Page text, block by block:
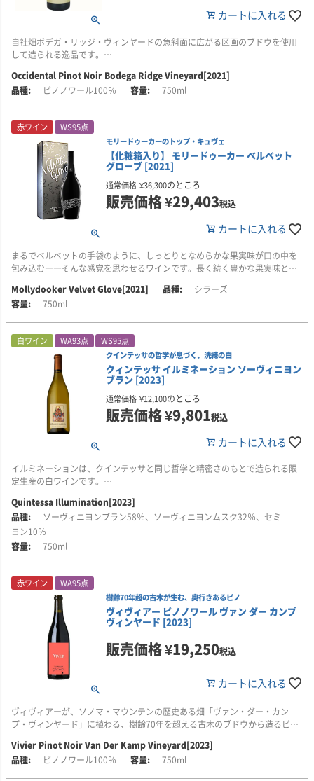
める、熟度の早い段階で行われます。味わいに加え、フレッシュさとエネル
ギーを保つためにpHや酸度も見極めながら、収穫時期を判断しています。
その結果、この優れた畑から生まれるワインには、透明感のある赤系果実の
香りと、冷涼な沿岸部らしいフレッシュな緊張感が美しく表現されます。
■醸造について
ブドウは夜間に手作業で収穫され、約13℃に保たれたままワイナリーへと運
ばれます。選果は非常に厳しく行われ、房ごとに選び抜いた後、除梗機に通
し、さらに丁寧に選果されます。
100％除梗したブドウは、野生酵母を用いて開放発酵槽で発酵。抽出は穏や
かに行われ、必要に応じて優しくパンチング・ダウンを行います。基本的に
はフリーランワインを主体とし、果実の繊細さと畑の個性を損なわないよう
仕上げられます。
マロラクティック発酵後は、新樽比率25％のフレンチオークで約12カ月間熟
成。澱引き後、無濾過・無清澄で瓶詰めされます。アルコール度数：2.8％。
■オクシデンタル・ワインズについて
オクシデンタル・ワインズは、キスラー・ヴィンヤーズにおいて世界的な評
価を受け、「カリフォルニア・シャルドネのレジェンド」とも称されるステ
ィーヴ・キスラー氏が手がけるプロジェクトです。
スティーヴ・キスラー氏は、ソノマ・コーストの地で、世界と肩を並べるピ
ノ・ノワールを造ることを目指し、娘のキャサリン氏、エリザベス氏ととも
にこのワイナリーに取り組んでいます。
冷涼な沿岸部の気候と、畑ごとの個性を丁寧に映し出すことを重視し、オク
シデンタルではソノマ・コーストの高品質なピノ・ノワールに特化したワイ
ン造りを行っています。キスラー氏の哲学を受け継ぎながらも、シャルドネ
ではなくピノ・ノワールの可能性を追求する、注目すべきワイナリーです。
■醸造について
2014年のクィンテッサは、平均20日間のマセレーションを行い、果実の凝縮
感や骨格、複雑味を丁寧に引き出しています。熟成は21か月間。樽はフレン
チオーク100％を使用し、そのうち80％が新樽です。使用されるオーク材
は、ロワール川北部の多様な森から産出されたものが選ばれています。
2016年8月8日に瓶詰めされています。アルコール度数：14.6％
■クィンテッサについて
クィンテッサは、ナパ・ヴァレーの銘醸地ラザフォード東部に広がる単一エ
ステートから、その土地の個性を映し出したワインを生み出す名門ワイナリ
ーです。1989年、この特別な土地に大きな可能性を見出したヒュネーウス夫
妻がこの地を取得し、世界水準のワインを生み出すエステートとして築き上
げてきました。
畑は多様な土壌、標高差、斜面の向き、微気候といった複雑な自然条件に恵
まれており、それぞれの区画が異なる表情を備えています。クィンテッサで
は、こうした畑の個性を最大限に活かすため、細かな区画ごとに丁寧な栽培
を行っています。
また、1989年の植樹時から有機農法の原則に基づき、1996年からはビオディ
ナミ農法も実践。自然環境との調和を大切にしたブドウ栽培を行っていま
す。
こうして育まれたブドウの個性を見極めながら、土地の多様性をひとつの調
和あるワインへとまとめ上げることで、単なる力強さや濃さだけではない、
複雑さ、奥行き、そして洗練された品格を備えた味わいが生み出されていま
ナパ・ヴァレーらしい豊かな果実味を感じさせながらも、全体には調和があ
り、しなやかでエレガントな印象を備えているのが、クィンテッサの大きな
魅力です。
また、クィンテッサの哲学は、白ワインのイルミネーションにも受け継がれ
ています。イルミネーションは、クィンテッサと同じ哲学と精密さのもとで
造られる限定生産の白ワインで、華やかさの中に奥行きと気品を備えたスタ
イルに、クィンテッサならではの美意識が表れています。
■生産者のコメント
よく熟したプラムや、ダスティな印象を帯びた豊かなブラックベリーの香り
が広がります。さらに、繊細な花のニュアンスや、ミネラルを思わせる奥行
きのある香りが重なります。
ら、2021年のブラック・ラベルは、始まりから終わりまで揺るぎない完成度
を備えています。
って広がります。その奥には、確かな力強さと深みが感じられます。
味わいの中盤には、黒いマルベリー、クレーム・ド・カシス、ジュニパーを
思わせる風味が、豊かな広がりと焦点の定まった印象をもって展開します。
余韻には、豊かでエレガントな黒系果実の風味が長く続きます。2021年のほ
ぼ完璧な生育期がもたらした、フォーチュナ・ヴィンヤードの力強さとしな
やかさ、そしてレオポルディーナ・ヴィンヤードの落ち着きと精密さが、ひ
と口ごとに深い印象を残します。
■ヴィンテージについて
2021年は、ナパ・ヴァレーにとって、ほぼ完璧といえるヴィンテージとなり
芽吹きは早く、その後は穏やかで安定した生育期が続いたことで、ブドウは
と注意を注ぐことができる、まさに「ワインメーカーズ・ヴィンテージ」と
なりました。
その結果、生まれたワインは香り豊かで、フルボディ。味わいには凝縮感が
あり、見事な熟成ポテンシャルを備えています。
■栽培について
ブラック・ラベルは、異なる個性を持つ2つの自社畑から生まれるワインで
使用されるのは、カリフォルニア州ナパ・ヴァレーの中でも名高い銘醸地オ
ークヴィルに位置する、フォーチュナ・ヴィンヤードとレオポルディーナ・
味わいの核となるのは、オークヴィル・ベンチの高所に位置するレオポルデ
ィーナ・ヴィンヤード。濃密で深みのある果実味、豊かなニュアンス、そし
て明確な骨格と質感をワインにもたらします。
は、クラシックなスパイスボックスを思わせる香りを加え、ワイン全体に明
るさとすっきりとした輪郭を与えることで、余韻の長さとピュアさを高めて
使用畑：フォーチュナ・ヴィンヤード66％、レオポルディーナ・ヴィンヤー
■醸造について
ワイン造りは、ロットごとに丁寧に醸造し、それぞれの特性や個性を試飲し
ながら評価することから始まります。
ワインメーカーのピーター・ハイツ氏は、土地の個性を映し出すように、1樽
ワインは100％フレンチオーク樽で熟成され、さらに長い瓶内熟成を経てか
カートに入れる
自社畑ボデガ・リッジ・ヴィンヤードの急斜面に広がる区画のブドウを使用
して造られる逸品です。
日当たりが良く、海からの霧や風の影響を大きく受ける環境の中で、ブドウ
は美しい酸味を保ちながらゆっくりと成熟します。熟した果実の濃密なアロ
■生産者のコメント
素晴らしい透明感と複雑さを備えた香り。ブラックラズベリーやチェリーの
魅惑的な香りが広がり、爽やかな海風を思わせるニュアンスが感じられま
す。口に含むと、ダークベリーの風味の奥にオレンジの果皮のようなニュア
ンスが潜んでいます。鋼のようなミネラル感が沿岸部らしい個性を際立た
せ、涼やかでキレのある余韻へと導きます。
ッジ・ヴィンヤードの上部区画から収穫しています。この区画は、ボデガ・
リッジの中でも特に急な斜面に広がっており、海からの霧や風の影響を大き
畑の区画は、太平洋に面する西向きおよび南西向きの斜面に広がり、ゴール
質ローム土壌が混じり合っています。
自社畑ボデガ・ヘッドランズの土壌と非常に似ていますが、こちらの方が砂
利が多く、保水力がやや低いことが特徴です。そのためブドウの樹勢が自然
に抑えられ、凝縮感のある果実が育まれます。
ブドウ樹は2014年～2015年に植樹。台木には、リパリア・グロワールという
イタリア系の台木を使用しています。カリフォルニアでこの台木が使用され
ることは滅多にありませんが、樹勢を抑え、成長周期を短くすることで果実
の成熟を促す目的で採用されています。沿岸部に広がるこの畑において、重
■醸造について
ブドウは夜間に手作業で収穫され、約13℃に保たれたままワイナリーへと輸
送されます。選果は房ごとに丁寧に行い、除梗機に通した後、さらに選果を
行うなど、厳格に取り組まれています。
100％除梗されたブドウは、野生酵母を用いて、開放式の発酵槽で18～21日
ています。
マロラクティック発酵後は、フレンチオーク樽（新樽30％）で約12カ月間熟
成。その後、澱引きを行い、無濾過・無清澄で瓶詰めされます。アルコール
度数：13.3％
■オクシデンタル・ワインズについて
オクシデンタル・ワインズは、キスラー・ヴィンヤーズで世界的な評価を受
け、「カリフォルニア・シャルドネのレジェンド」とも称されるスティー
ヴ・キスラー氏が手がけるプロジェクトです。
ノ・ノワールを造ることを目指し、娘のキャサリン氏、エリザベス氏ととも
にこのワイナリーに取り組んでいます。
Occidental Pinot Noir Bodega Ridge Vineyard[2021]
ピノノワール100％
750ml
赤ワイン WS95点
モリードゥーカーのトップ・キュヴェ
【化粧箱入り】 モリードゥーカー ベルベット
グローブ [2021]
通常価格 ¥36,300のところ
販売価格¥29,403税込
カートに入れる
まるでベルベットの手袋のように、しっとりとなめらかな果実味が口の中を
包み込む――そんな感覚を思わせるワインです。長く続く豊かな果実味と圧
「ベルベット・グローヴ」です。
ローヴ」は、モリードゥーカーが掲げる「Fruit Weight」を極めて高い次元
で表現した1本です。
香りには、ブラックプラムやブルーベリー、ローストコーヒーのニュアンス
が広がり、そこにアニスの香りが重なって華やかさを添えます。口に含む
と、まるで溶けたチョコレートのように非常になめらかな口当たりが印象的
で、しっかりとした骨格と美しいバランスを際立たせています。余韻には甘
草やオールスパイスを思わせる風味が長く残り、マクラーレン・ヴェール産
シラーズの魅力を見事に感じさせてくれます。
■栽培について
ブドウは、南オーストラリア州マクラーレン・ヴェールの中でも、特に優れ
ではサステイナブル農法が実践されています。
■醸造について
アメリカンオーク樽（新樽率100％）で熟成しています。
フルーツ・ウエイト96％。
これはモリードゥーカー独自の指標であり、ワインの品質を示す基準のひと
つです。ワインの味わいを構成するそれぞれの要素を意識する前に、舌先か
ら喉の奥まで、なめらかな果実味がどれほど口中を包み込むか、その感覚の
強さを表しています。
■モリードゥーカーについて
モリードゥーカーは、オーストラリアで2005年に誕生した家族経営のワイナ
リーです。創設者のひとりであるサラ・マーキス氏は左利きで、ワイナリー
名の「モリードゥーカー」も、オーストラリアの言葉で「左利き」を意味し
ています。印象に残る名前の通り、モリードゥーカーは他にはない個性と楽
ファンを魅了してきました。
Mollydooker Velvet Glove[2021]
シラーズ
750ml
白ワイン WA93点 WS95点
クインテッサの哲学が息づく、洗練の白
クィンテッサ イルミネーション ソーヴィニヨン
ブラン [2023]
通常価格 ¥12,100のところ
販売価格¥9,801税込
カートに入れる
イルミネーションは、クインテッサと同じ哲学と精密さのもとで造られる限
定生産の白ワインです。
ソーヴィニヨン・ブランを主体に、ヴィンテージによってはセミヨンもブレ
ンドされ、果実の明るさやみずみずしさに加え、複雑さ、質感、ミネラル
感、そして熟成のポテンシャルを備えているのが大きな魅力です。
どの奥行きを備えています。
グレープフルーツの果皮、レモンカード、白桃を思わせるクラシックな香り
に、ジンジャーティー、ワイルドタイム、クローバーの花を思わせるほのか
なニュアンスが重なります。このフローラルな個性は、冷涼なヴィンテージ
ならではの特徴です。
口に含むと、キンカンやグァバを思わせる風味に、濡れたスレートやエルダ
ーフラワーのニュアンスが溶け合います。美しい丸みを帯びた質感は、張り
のある酸とミネラル感によってバランスよく支えられています。若いうちか
ら生き生きとした魅力を楽しめますが、このワインのしっかりとした構成
は、熟成の可能性も感じさせます。
■ヴィンテージについて
冬の間にたっぷりと降った雨により、3年続いた干ばつにようやく終わりがも
Quintessa Illumination[2023]
ソーヴィニヨンブラン58％、ソーヴィニヨンムスク32％、セミ
ヨン10％
750ml
赤ワイン WA95点
樹齢70年超の古木が生む、奥行きあるピノ
ヴィヴィアー ピノノワール ヴァン ダー カンプ
ヴィンヤード [2023]
販売価格¥19,250税込
カートに入れる
ヴィヴィアーが、ソノマ・マウンテンの歴史ある畑「ヴァン・ダー・カン
プ・ヴィンヤード」に植わる、樹齢70年を超える古木のブドウから造るピ
■テイスティング・コメント
Vivier Pinot Noir Van Der Kamp Vineyard[2023]
ピノノワール100％
750ml